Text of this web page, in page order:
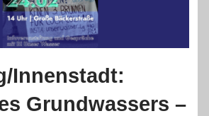
Innenstadt:
Grundwassers –